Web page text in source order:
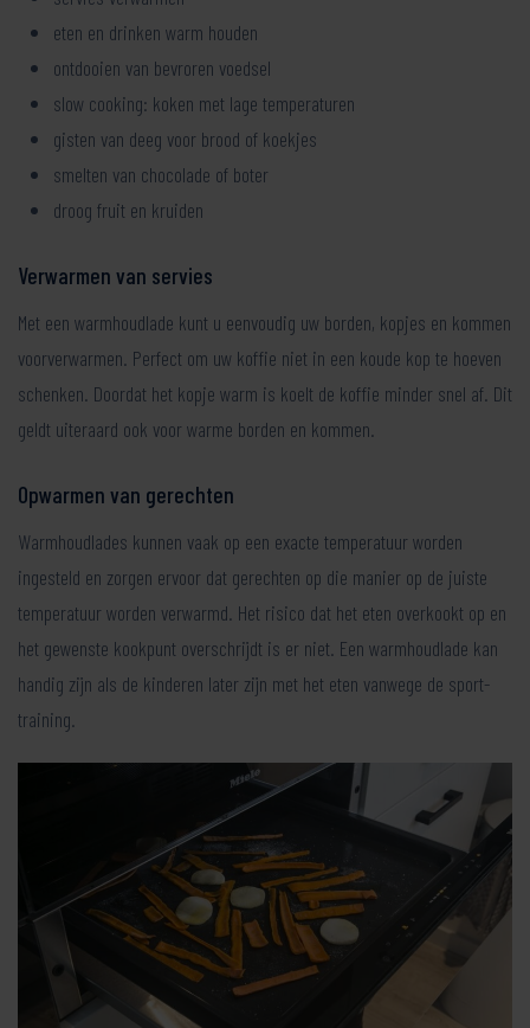
eten en drinken warm houden
ontdooien van bevroren voedsel
slow cooking: koken met lage temperaturen
gisten van deeg voor brood of koekjes
smelten van chocolade of boter
droog fruit en kruiden
Verwarmen van servies
Met een warmhoudlade kunt u eenvoudig uw borden, kopjes en kommen
voorverwarmen. Perfect om uw koffie niet in een koude kop te hoeven
schenken. Doordat het kopje warm is koelt de koffie minder snel af. Dit
geldt uiteraard ook voor warme borden en kommen.
Opwarmen van gerechten
Warmhoudlades kunnen vaak op een exacte temperatuur worden
ingesteld en zorgen ervoor dat gerechten op die manier op de juiste
temperatuur worden verwarmd. Het risico dat het eten overkookt op en
het gewenste kookpunt overschrijdt is er niet. Een warmhoudlade kan
handig zijn als de kinderen later zijn met het eten vanwege de sport-
training.